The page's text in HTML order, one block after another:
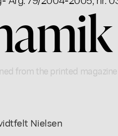
from the printed
Nielsen